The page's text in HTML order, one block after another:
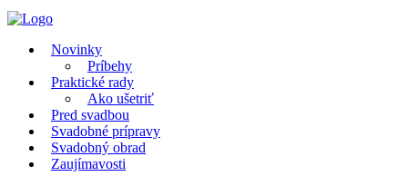
Novinky
Príbehy
Praktické rady
Ako ušetriť
Pred svadbou
Svadobné prípravy
Svadobný obrad
Zaujímavosti